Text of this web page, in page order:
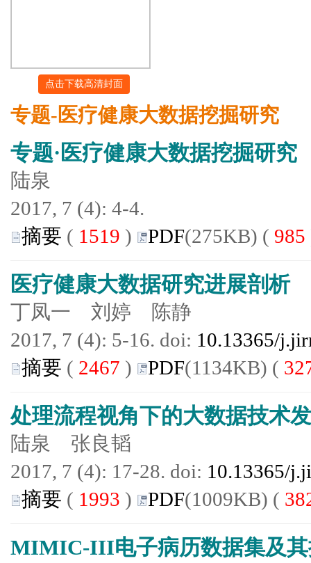
点击下载高清封面
专题-医疗健康大数据挖掘研究
专题·医疗健康大数据挖掘研究
陆泉
2017, 7 (4): 4-4.
摘要 ( 1519 ) PDF(275KB) ( 985
医疗健康大数据研究进展剖析
丁凤一 刘婷 陈静
2017, 7 (4): 5-16. doi: 10.13365/
摘要 ( 2467 ) PDF(1134KB) (
处理流程视角下的大数据技术
陆泉 张良韬
2017, 7 (4): 17-28. doi: 10.13365/
摘要 ( 1993 ) PDF(1009KB) (
MIMIC-III电子病历数据集及其